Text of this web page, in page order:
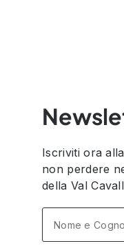
Iscriviti ora
non perdere
della Val